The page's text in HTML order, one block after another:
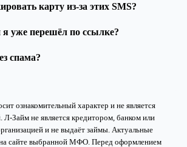
карту из-за этих SMS?
я уже перешёл по ссылке?
спама?
ознакомительный характер и не является
Займ не является кредитором, банком или
и не выдаёт займы. Актуальные
сайте выбранной МФО. Перед оформлением